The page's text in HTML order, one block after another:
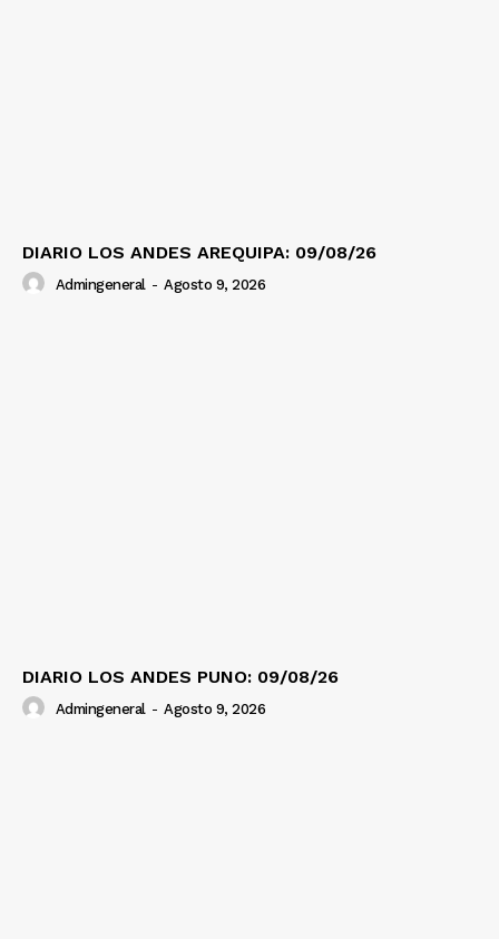
DIARIO LOS ANDES AREQUIPA: 09/08/26
Admingeneral - Agosto 9, 2026
DIARIO LOS ANDES PUNO: 09/08/26
Admingeneral - Agosto 9, 2026